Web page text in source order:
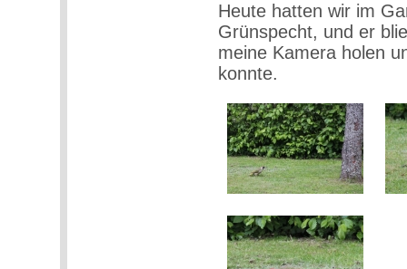
Heute hatten wir im
Grünspecht, und er
meine Kamera holen
konnte.